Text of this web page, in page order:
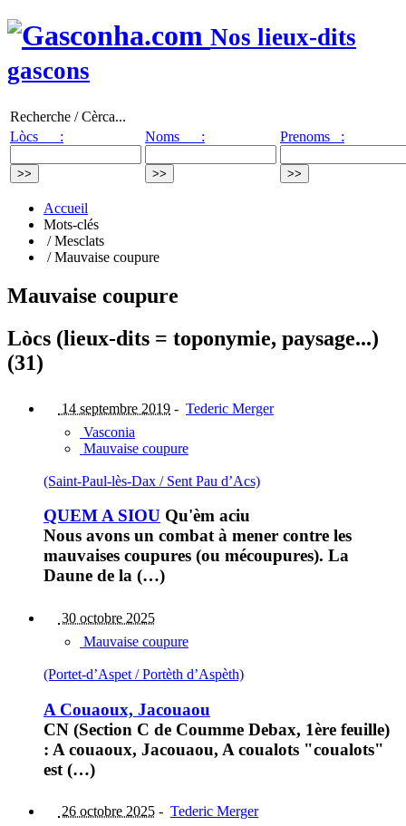
Nos lieux-dits
gascons
Recherche / Cèrca...
Lòcs :
Noms : Prenoms :
Accueil
Mots-clés
/ Mesclats
/ Mauvaise coupure
Mauvaise coupure
Lòcs (lieux-dits = toponymie, paysage...)
(31)
14 septembre 2019 - Tederic Merger
Vasconia
Mauvaise coupure
(Saint-Paul-lès-Dax / Sent Pau d’Acs)
QUEM A SIOU Qu'èm aciu
Nous avons un combat à mener contre les
mauvaises coupures (ou mécoupures). La
Daune de la (…)
30 octobre 2025
Mauvaise coupure
(Portet-d’Aspet / Portèth d’Aspèth)
A Couaoux, Jacouaou
CN (Section C de Coumme Debax, 1ère feuille)
: A couaoux, Jacouaou, A coualots "coualots"
est (…)
26 octobre 2025 - Tederic Merger